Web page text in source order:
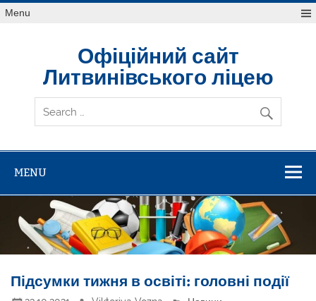
Skip
toMenu
Офіційний сайт
Литвинівського ліцею
MENU
Підсумки тижня в освіті: головні події